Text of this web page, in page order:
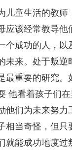
儿童生活的教师
应该经常教导他
个成功的人，以
未来。处于叛逆
最重要的研究。
他看着孩子们
他们为未来努力
相当奇怪，但只
就能成功地度过